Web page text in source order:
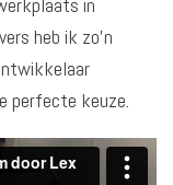
heb ik zo’n
perfecte keuze.